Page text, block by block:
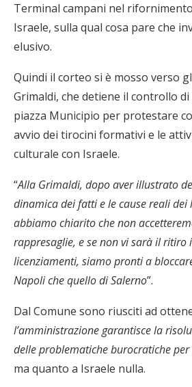
Terminal campani nel
Israele, sulla qual cosa pare che
elusivo.
Quindi il corteo si è mosso verso
Grimaldi, che detiene il controllo
piazza Municipio per protestare
avvio dei tirocini formativi e le
culturale con Israele.
“Alla Grimaldi, dopo aver illustrato
dinamica dei fatti e le cause reali dei
abbiamo chiarito che non
rappresaglie, e se non vi sarà il ritiro
licenziamenti, siamo pronti a
Napoli che quello di Salerno”.
Dal Comune sono riusciti ad
l’amministrazione garantisce la
delle problematiche burocratiche
ma quanto a Israele nulla.